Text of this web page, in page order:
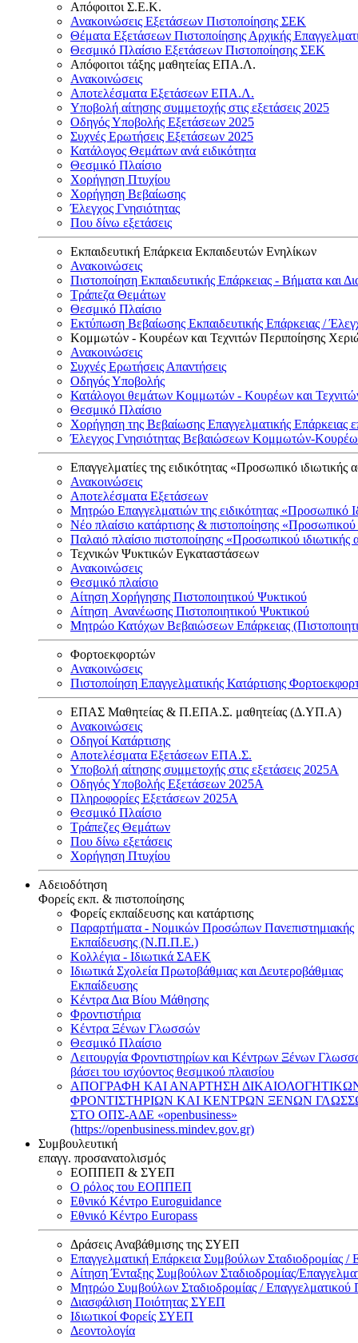
Απόφοιτοι Σ.Ε.Κ.
Ανακοινώσεις Εξετάσεων Πιστοποίησης ΣΕΚ
Θέματα Εξετάσεων Πιστοποίησης Αρχικής
Θεσμικό Πλαίσιο Εξετάσεων Πιστοποίησης ΣΕΚ
Απόφοιτοι τάξης μαθητείας ΕΠΑ.Λ.
Ανακοινώσεις
Αποτελέσματα Εξετάσεων ΕΠΑ.Λ.
Υποβολή αίτησης συμμετοχής στις εξετάσεις 2025
Οδηγός Υποβολής Εξετάσεων 2025
Συχνές Ερωτήσεις Εξετάσεων 2025
Κατάλογος Θεμάτων ανά ειδικότητα
Θεσμικό Πλαίσιο
Χορήγηση Πτυχίου
Χορήγηση Βεβαίωσης
Έλεγχος Γνησιότητας
Που δίνω εξετάσεις
Εκπαιδευτική Επάρκεια Εκπαιδευτών Ενηλίκων
Ανακοινώσεις
Πιστοποίηση Εκπαιδευτικής Επάρκειας - Βήματα και
Τράπεζα Θεμάτων
Θεσμικό Πλαίσιο
Εκτύπωση Βεβαίωσης Εκπαιδευτικής Επάρκειας /
Κομμωτών - Κουρέων και Τεχνιτών Περιποίησης
Ανακοινώσεις
Συχνές Ερωτήσεις Απαντήσεις
Οδηγός Υποβολής
Κατάλογοι θεμάτων Κομμωτών - Κουρέων και
Θεσμικό Πλαίσιο
Χορήγηση της Βεβαίωσης Επαγγελματικής
Έλεγχος Γνησιότητας Βεβαιώσεων Κομμωτών-
Επαγγελματίες της ειδικότητας «Προσωπικό ιδιωτικής
Ανακοινώσεις
Αποτελέσματα Εξετάσεων
Μητρώο Επαγγελματιών της ειδικότητας «Προσωπικό
Νέο πλαίσιο κατάρτισης & πιστοποίησης «Προσωπικού
Παλαιό πλαίσιο πιστοποίησης «Προσωπικού
Τεχνικών Ψυκτικών Εγκαταστάσεων
Ανακοινώσεις
Θεσμικό πλαίσιο
Αίτηση Χορήγησης Πιστοποιητικού Ψυκτικού
Αίτηση Ανανέωσης Πιστοποιητικού Ψυκτικού
Μητρώο Κατόχων Βεβαιώσεων Επάρκειας
Φορτοεκφορτών
Ανακοινώσεις
Πιστοποίηση Επαγγελματικής Κατάρτισης
ΕΠΑΣ Μαθητείας & Π.ΕΠΑ.Σ. μαθητείας (Δ.ΥΠ.Α)
Ανακοινώσεις
Oδηγοί Κατάρτισης
Αποτελέσματα Εξετάσεων ΕΠΑ.Σ.
Υποβολή αίτησης συμμετοχής στις εξετάσεις 2025Α
Οδηγός Υποβολής Εξετάσεων 2025A
Πληροφορίες Εξετάσεων 2025Α
Θεσμικό Πλαίσιο
Τράπεζες Θεμάτων
Που δίνω εξετάσεις
Χορήγηση Πτυχίου
Αδειοδότηση
Φορείς εκπ. & πιστοποίησης
Φορείς εκπαίδευσης και κατάρτισης
Παραρτήματα - Νομικών Προσώπων Πανεπιστημιακής
Εκπαίδευσης (Ν.Π.Π.Ε.)
Κολλέγια - Ιδιωτικά ΣΑΕΚ
Ιδιωτικά Σχολεία Πρωτοβάθμιας και Δευτεροβάθμιας
Εκπαίδευσης
Κέντρα Δια Βίου Μάθησης
Φροντιστήρια
Κέντρα Ξένων Γλωσσών
Θεσμικό Πλαίσιο
Λειτουργία Φροντιστηρίων και Κέντρων Ξένων
βάσει του ισχύοντος θεσμικού πλαισίου
ΑΠΟΓΡΑΦΗ ΚΑΙ ΑΝΑΡΤΗΣΗ
ΦΡΟΝΤΙΣΤΗΡΙΩΝ ΚΑΙ ΚΕΝΤΡΩΝ ΞΕΝΩΝ
ΣΤΟ ΟΠΣ-ΑΔΕ «openbusiness»
(https://openbusiness.mindev.gov.gr)
Συμβουλευτική
επαγγ. προσανατολισμός
ΕΟΠΠΕΠ & ΣΥΕΠ
Ο ρόλος του ΕΟΠΠΕΠ
Εθνικό Κέντρο Euroguidance
Εθνικό Κέντρο Europass
Δράσεις Αναβάθμισης της ΣΥΕΠ
Επαγγελματική Επάρκεια Συμβούλων Σταδιοδρομίας /
Αίτηση Ένταξης Συμβούλων Σταδιοδρομίας/
Μητρώο Συμβούλων Σταδιοδρομίας / Επαγγελματικού
Διασφάλιση Ποιότητας ΣΥΕΠ
Ιδιωτικοί Φορείς ΣΥΕΠ
Δεοντολογία